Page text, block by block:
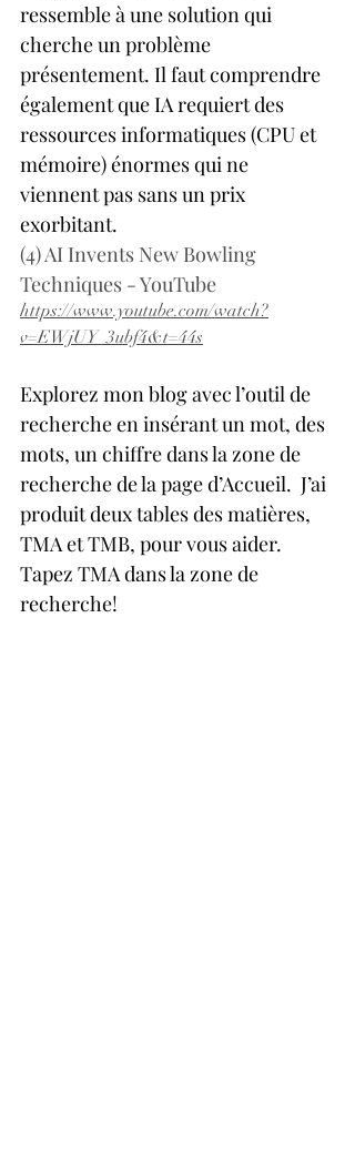
ressemble à une solution qui
cherche un problème
présentement. Il faut comprendre
également que IA requiert des
ressources informatiques (CPU et
mémoire) énormes qui ne
viennent pas sans un prix
exorbitant.
(4) AI Invents New Bowling
Techniques - YouTube
https://www.youtube.com/watch?
v=EWjUY_3ubf4&t=44s
Explorez mon blog avec l’outil de
recherche en insérant un mot, des
mots, un chiffre dans la zone de
recherche de la page d’Accueil.  J’ai
produit deux tables des matières,
TMA et TMB, pour vous aider.
Tapez TMA dans la zone de
recherche!